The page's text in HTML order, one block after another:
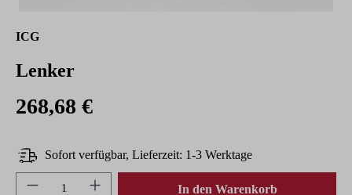
ICG
Lenker
268,68 €
Sofort verfügbar, Lieferzeit: 1-3 Werktage
Produkt Anzahl: Gib den gewünschten Wert
In den Warenkorb